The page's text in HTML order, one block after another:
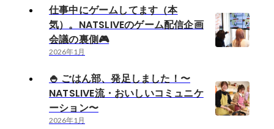
仕事中にゲームしてます（本
気）。NATSLIVEのゲーム配信企画
会議の裏側🎮
2026年1月
🍚 ごはん部、発足しました！〜
NATSLIVE流・おいしいコミュニケ
ーション〜
2026年1月